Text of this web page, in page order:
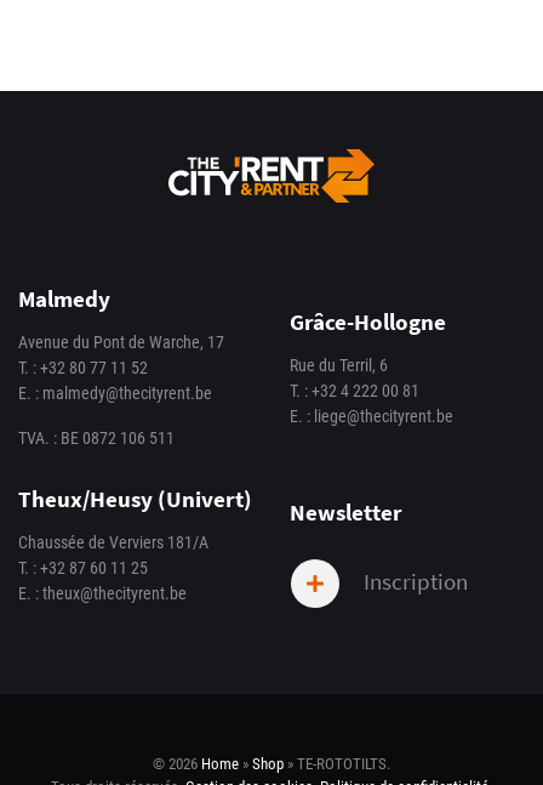
Malmedy
Avenue du Pont de Warche, 17
T. :+32 80 77 11 52
E. : malmedy@thecityrent.be
TVA. : BE 0872 106 511
Grâce-Hollogne
Rue du Terril, 6
T. :+32 4 222 00 81
E. : liege@thecityrent.be
Theux/Heusy (Univert)
Chaussée de Verviers 181/A
T. :+32 87 60 11 25
E. :theux@thecityrent.be
Newsletter
Inscription
© 2026 Home » Shop » TE-ROTOTILTS.